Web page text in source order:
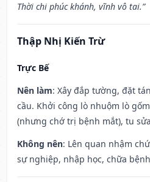
Thời chi phúc khánh, vĩnh vô tai.”
Thập Nhị Kiến Trừ
Trực Bế
Nên làm: Xây đắp tường, đặt
cầu. Khởi công lò nhuộm lò
(nhưng chớ trị bệnh mắt), tu
Không nên: Lên quan nhậm
sự nghiệp, nhập học, chữa